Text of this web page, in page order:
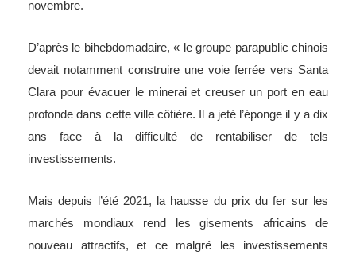
novembre.
D’après le bihebdomadaire, « le groupe parapublic chinois
devait notamment construire une voie ferrée vers Santa
Clara pour évacuer le minerai et creuser un port en eau
profonde dans cette ville côtière. Il a jeté l’éponge il y a dix
ans face à la difficulté de rentabiliser de tels
investissements.
Mais depuis l’été 2021, la hausse du prix du fer sur les
marchés mondiaux rend les gisements africains de
nouveau attractifs, et ce malgré les investissements